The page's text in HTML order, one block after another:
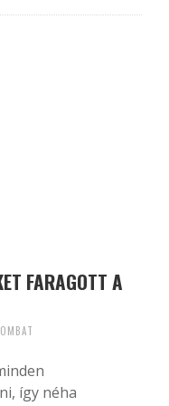
FARAGOTT A
így néha